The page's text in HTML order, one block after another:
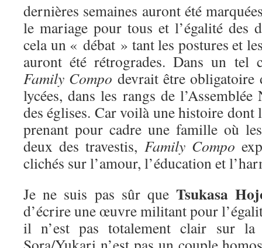
dernières semaines auront été
le mariage pour tous et l’égalité des
cela un « débat » tant les postures et
auront été rétrogrades. Dans un tel
Family Compo devrait être obligatoire
lycées, dans les rangs de
des églises. Car voilà une histoire dont
prenant pour cadre une famille où
deux des travestis, Family Compo
clichés sur l’amour, l’éducation et
Je ne suis pas sûr queTsukasa
d’écrire une œuvre militant pour
il n’est pas totalement clair sur